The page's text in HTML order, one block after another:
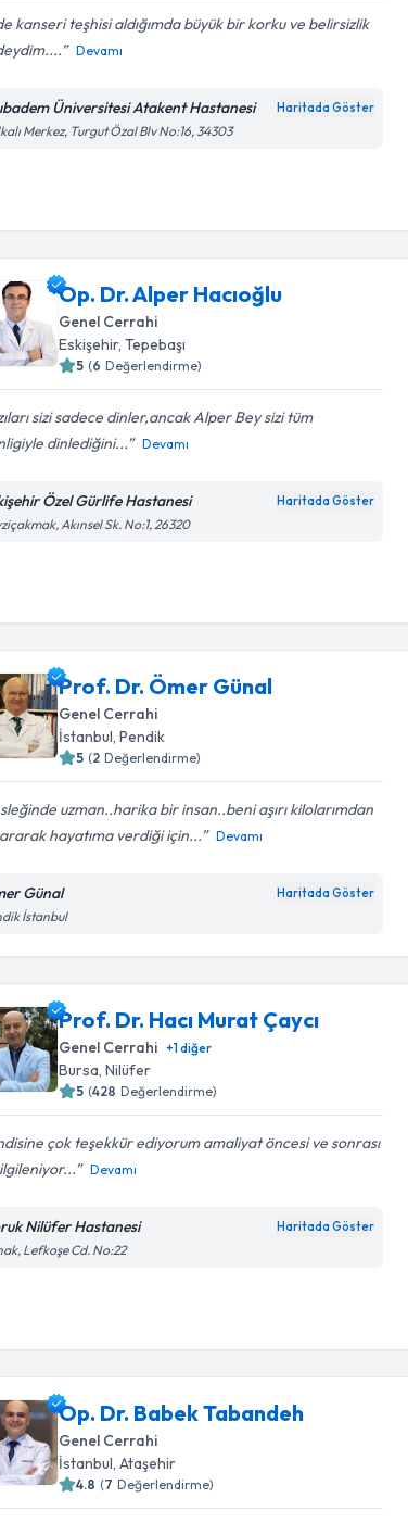
kanseri teşhisi aldığımda büyük bir korku ve belirsizlik
Devamı
Üniversitesi Atakent Hastanesi Haritada Göster
Merkez, Turgut Özal Blv No:16, 34303
Op. Dr. Alper Hacıoğlu
Genel Cerrahi
Eskişehir, Tepebaşı
5 (6 Değerlendirme)
sizi sadece dinler,ancak Alper Bey sizi tüm
dinlediğini...
Devamı
Özel Gürlife Hastanesi Haritada Göster
Akınsel Sk. No:1, 26320
Prof. Dr. Ömer Günal
Genel Cerrahi
İstanbul, Pendik
5 (2 Değerlendirme)
uzman..harika bir insan..beni aşırı kilolarımdan
hayatıma verdiği için...
Devamı
Günal Haritada Göster
İstanbul
Prof. Dr. Hacı Murat Çaycı
Genel Cerrahi +1diğer
Bursa, Nilüfer
5 (428 Değerlendirme)
çok teşekkür ediyorum amaliyat öncesi ve sonrası
Devamı
Nilüfer Hastanesi Haritada Göster
Lefkoşe Cd. No:22
Op. Dr. Babek Tabandeh
Genel Cerrahi
İstanbul , Ataşehir
4.8 (7 Değerlendirme)